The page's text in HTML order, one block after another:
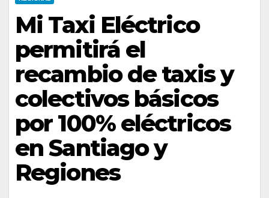
Mi Taxi Eléctrico
permitirá el
recambio de taxis y
colectivos básicos
por 100% eléctricos
en Santiago y
Regiones